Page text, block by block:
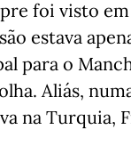
foi visto
estava
para o
Aliás,
na Turquia,